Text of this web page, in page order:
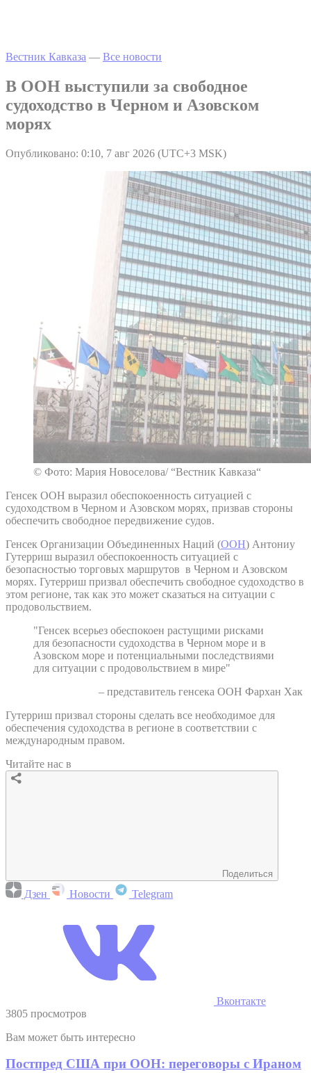
Вестник Кавказа — Все новости
В ООН выступили за свободное
судоходство в Черном и Азовском
морях
Опубликовано: 0:10, 7 авг 2026 (UTC+3 MSK)
© Фото: Мария Новоселова/ “Вестник Кавказа“
Генсек ООН выразил обеспокоенность ситуацией с
судоходством в Черном и Азовском морях, призвав стороны
обеспечить свободное передвижение судов.
Генсек Организации Объединенных Наций (ООН) Антониу
Гутерриш выразил обеспокоенность ситуацией с
безопасностью торговых маршрутов в Черном и Азовском
морях. Гутерриш призвал обеспечить свободное судоходство в
этом регионе, так как это может сказаться на ситуации с
продовольствием.
"Генсек всерьез обеспокоен растущими рисками
для безопасности судоходства в Черном море и в
Азовском море и потенциальными последствиями
для ситуации с продовольствием в мире"
– представитель генсека ООН Фархан Хак
Гутерриш призвал стороны сделать все необходимое для
обеспечения судоходства в регионе в соответствии с
международным правом.
Читайте нас в
Поделиться
Дзен Новости Telegram
Вконтакте
3805 просмотров
Вам может быть интересно
Постпред США при ООН: переговоры с Ираном